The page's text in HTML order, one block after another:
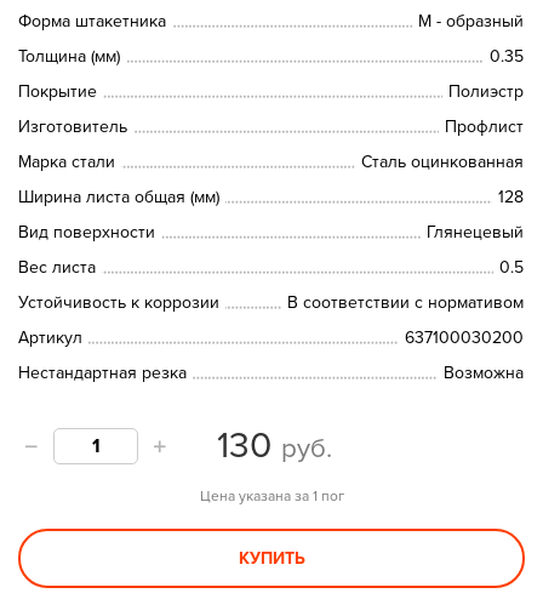
Форма штакетника
М - образный
Толщина (мм)
0.35
Покрытие
Полиэстр
Изготовитель
Профлист
Марка стали
Сталь оцинкованная
Ширина листа общая (мм)
128
Вид поверхности
Глянецевый
Вес листа
0.5
Устойчивость к коррозии
В соответствии с нормативом
Артикул
637100030200
Нестандартная резка
Возможна
130 руб.
Цена указана за 1 пог
КУПИТЬ